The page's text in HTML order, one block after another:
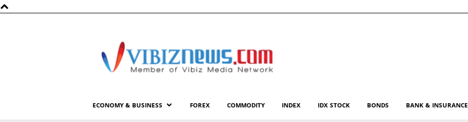
ECONOMY & BUSINESS FOREX COMMODITY INDEX IDX STOCK BONDS BANK & INSURANCE